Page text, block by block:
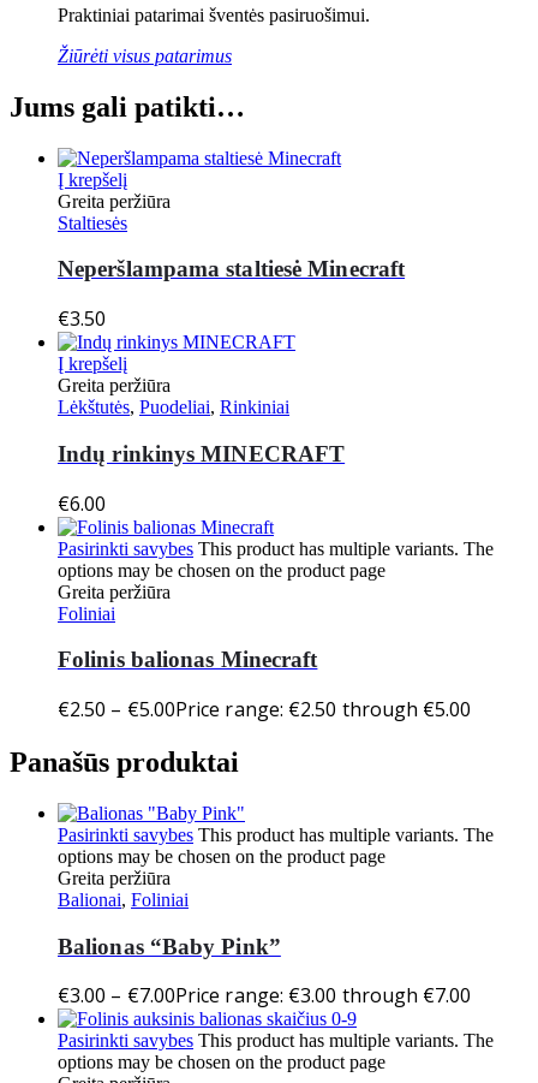
Praktiniai patarimai šventės pasiruošimui.
Žiūrėti visus patarimus
Jums gali patikti…
Į krepšelį
Greita peržiūra
Staltiesės
Neperšlampama staltiesė Minecraft
€3.50
Į krepšelį
Greita peržiūra
Lėkštutės, Puodeliai, Rinkiniai
Indų rinkinys MINECRAFT
€6.00
Pasirinkti savybes This product has multiple variants. The
options may be chosen on the product page
Greita peržiūra
Foliniai
Folinis balionas Minecraft
€2.50 – €5.00Price range: €2.50 through €5.00
Panašūs produktai
Pasirinkti savybes This product has multiple variants. The
options may be chosen on the product page
Greita peržiūra
Balionai, Foliniai
Balionas “Baby Pink”
€3.00 – €7.00Price range: €3.00 through €7.00
Pasirinkti savybes This product has multiple variants. The
options may be chosen on the product page